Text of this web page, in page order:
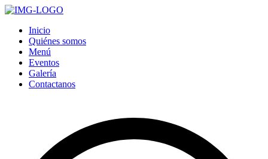
Inicio
Quiénes somos
Menú
Eventos
Galería
Contactanos